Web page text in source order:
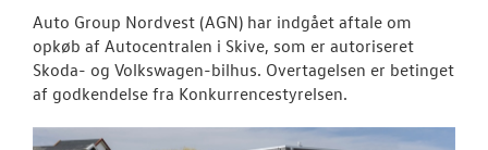
Auto Group Nordvest (AGN) har indgået aftale om
opkøb af Autocentralen i Skive, som er autoriseret
Skoda- og Volkswagen-bilhus. Overtagelsen er betinget
af godkendelse fra Konkurrencestyrelsen.